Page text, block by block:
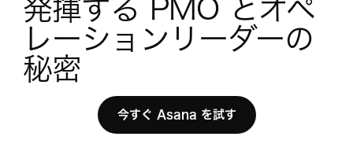
発揮する PMO とオペ
レーションリーダーの
秘密
今すぐ Asana を試す